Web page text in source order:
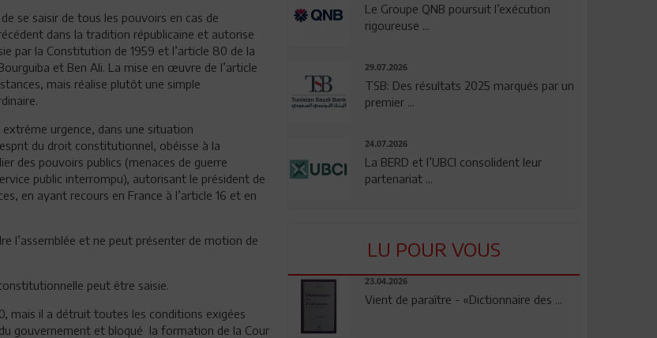
se saisir de tous les pouvoirs en cas de
dans la tradition républicaine et autorise
par la Constitution de 1959 et l’article 80 de la
et Ben Ali. La mise en œuvre de l’article
mais réalise plutôt une simple
urgence, dans une situation
du droit constitutionnel, obéisse à la
des pouvoirs publics (menaces de guerre
public interrompu), autorisant le président de
en ayant recours en France à l’article 16 et en
l’assemblée et ne peut présenter de motion de
peut être saisie.
mais il a détruit toutes les conditions exigées
gouvernement et bloqué la formation de la Cour
Le Groupe QNB poursuit l’exécution
rigoureuse ...
29.07.2026
TSB: Des résultats 2025 marqués par un
premier ...
24.07.2026
La BERD et l’UBCI consolident leur
partenariat ...
LU POUR VOUS
23.04.2026
Vient de paraître - «Dictionnaire des ...